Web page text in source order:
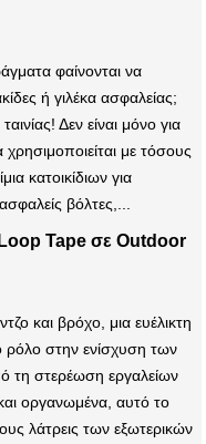
φαίνονται να
ή γιλέκα ασφαλείας;
Δεν είναι μόνο για
με τόσους
κατοικίδιων για
βόλτες,...
Tape σε Outdoor
και βρόχο, μια ευέλικτη
ρόλο στην ενίσχυση των
τη στερέωση εργαλείων
οργανωμένα, αυτό το
λάτρεις των εξωτερικών